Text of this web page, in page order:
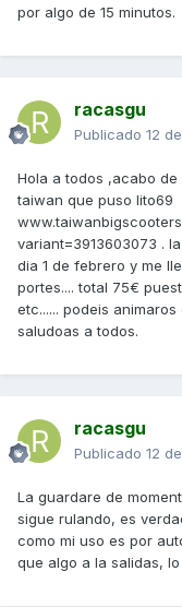
por algo de 15 minutos.
racasgu
Publicado 12
Hola a todos ,acabo
taiwan que puso lito69
variant=3913603073 .
dia 1 de febrero y me
portes.... total 75€
etc...... podeis
saludoas a todos.
racasgu
Publicado 12
La guardare de
sigue rulando, es
como mi uso es por
que algo a la salidas,